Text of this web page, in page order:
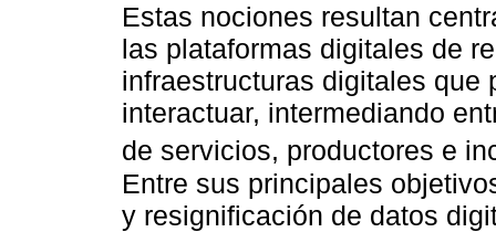
Estas nociones resultan
las plataformas digitales de
infraestructuras digitales que
interactuar, intermediando
de servicios, productores e
Entre sus principales
y resignificación de datos